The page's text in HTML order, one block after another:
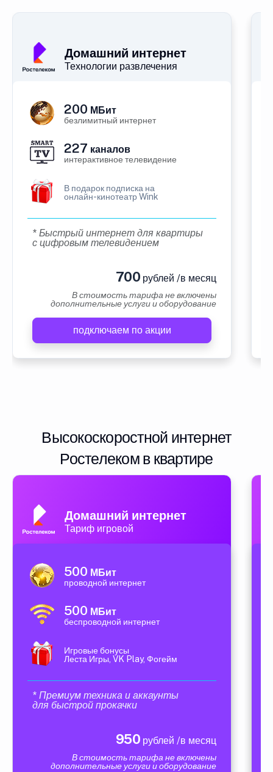
Домашний интернет
Технологии развлечения
200 МБит
безлимитный интернет
227 каналов
интерактивное телевидение
В подарок подписка на
онлайн-кинотеатр Wink
* Быстрый интернет для квартиры
с цифровым телевидением
700 рублей /в месяц
В стоимость тарифа не включены
дополнительные услуги и оборудование
подключаем по акции
Высокоскоростной интернет
Ростелеком в квартире
Домашний интернет
Тариф игровой
500 МБит
проводной интернет
500 МБит
беспроводной интернет
Игровые бонусы
Леста Игры, VK Play, Фогейм
* Премиум техника и аккаунты
для быстрой прокачки
950 рублей /в месяц
В стоимость тарифа не включены
дополнительные услуги и оборудование